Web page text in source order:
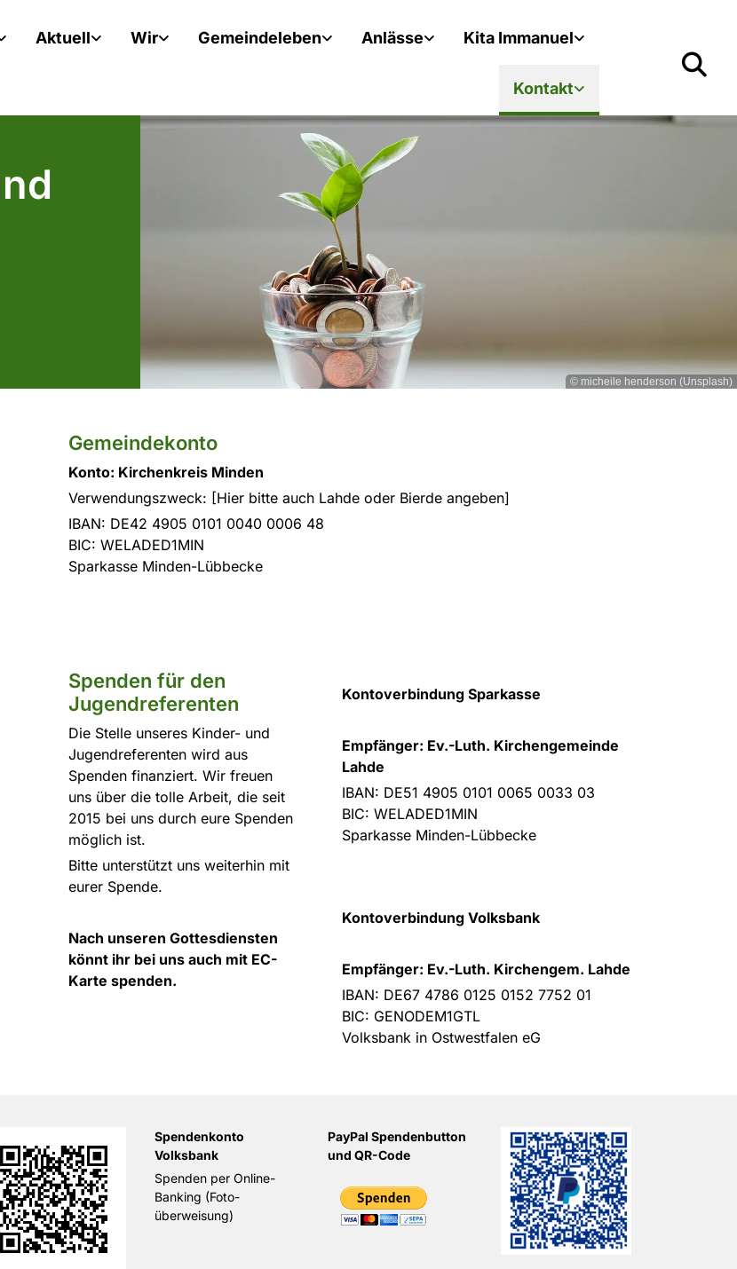
Aktuell Wir Gemeindeleben Anlässe Kita Immanuel
Kontakt
© micheile henderson (Unsplash)
Gemeindekonto
Konto: Kirchenkreis Minden
Verwendungszweck: [Hier bitte auch Lahde oder Bierde angeben]
IBAN: DE42 4905 0101 0040 0006 48
BIC: WELADED1MIN
Sparkasse Minden-Lübbecke
Spenden für den
Jugendreferenten
Die Stelle unseres Kinder- und
Jugendreferenten wird aus
Spenden finanziert. Wir freuen
uns über die tolle Arbeit, die seit
2015 bei uns durch eure Spenden
möglich ist.
Bitte unterstützt uns weiterhin mit
eurer Spende.
Nach unseren Gottesdiensten
könnt ihr bei uns auch mit EC-
Karte spenden.
Kontoverbindung Sparkasse
Empfänger: Ev.-Luth. Kirchengemeinde
Lahde
IBAN: DE51 4905 0101 0065 0033 03
BIC: WELADED1MIN
Sparkasse Minden-Lübbecke
Kontoverbindung Volksbank
Empfänger: Ev.-Luth. Kirchengem. Lahde
IBAN: DE67 4786 0125 0152 7752 01
BIC: GENODEM1GTL
Volksbank in Ostwestfalen eG
Spendenkonto
Volksbank
Spenden per Online-
Banking (Foto-
überweisung)
PayPal Spendenbutton
und QR-Code